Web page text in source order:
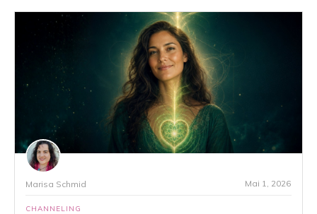
Marisa Schmid Mai 1, 2026
CHANNELING